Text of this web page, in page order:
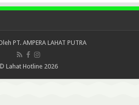
PT. AMPERA LAHAT PUTRA
Lahat Hotline 2026